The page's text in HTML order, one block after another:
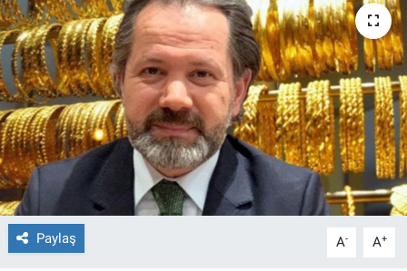
Paylaş A- A+
Forum
Gerçeğin İzinde
Gün Başlıyor
Gün Bitiyor
Gün Ortası
Gündem Özel